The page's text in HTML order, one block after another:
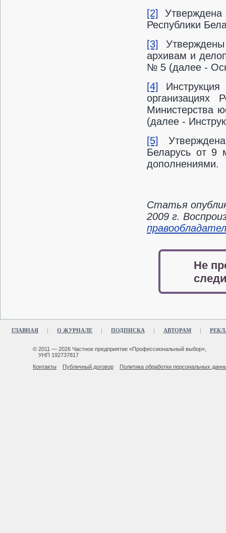
[2]
Республики
[3]
архивам и
№ 5 (далее -
[4]
организациях
Министерства
(далее -
[5]
Беларусь от 9
дополнениями.
Статья
2009 г.
Не
ГЛАВНАЯ О ЖУРНАЛЕ ПОДПИСКА АВТОРАМ
© 2011 — 2026 Частное предприятие «Профессиональный выбор»,
УНП 192737817
Контакты
Публичный договор Политика обработки персональных